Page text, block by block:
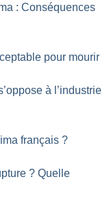
: Conséquences
pour mourir
à l’industrie
français ?
? Quelle